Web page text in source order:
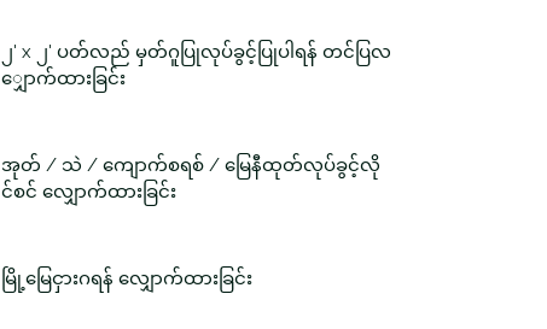
၂' x ၂' ပတ်လည် မှတ်ဂူပြုလုပ်ခွင့်ပြုပါရန် တင်ပြလ
ျှောက်ထားခြင်း
အုတ် / သဲ / ကျောက်စရစ် / မြေနီထုတ်လုပ်ခွင့်လို
င်စင် လျှောက်ထားခြင်း
မြို့မြေငှားဂရန် လျှောက်ထားခြင်း